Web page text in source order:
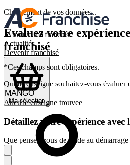
Je trouve ma franchise
Actualités
Devenir franchisé
Ma sélection
Chargement de vos données...
Évaluez votre
franchisé
*Ces champs sont obligatoires.
Quelle enseigne souhaitez-vous évaluer
Aucune enseigne trouvee
Détaillez votre expérience avec
Que pensez-vous de l'aide au démarrage